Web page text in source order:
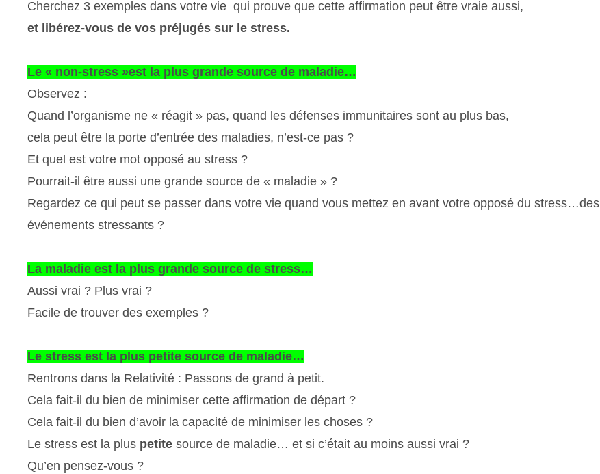
Cherchez 3 exemples dans votre vie qui prouve que cette affirmation peut être vraie aussi,
et libérez-vous de vos préjugés sur le stress.
Le « non-stress »est la plus grande source de maladie…
Observez :
Quand l’organisme ne « réagit » pas, quand les défenses immunitaires sont au plus bas,
cela peut être la porte d’entrée des maladies, n’est-ce pas ?
Et quel est votre mot opposé au stress ?
Pourrait-il être aussi une grande source de « maladie » ?
Regardez ce qui peut se passer dans votre vie quand vous mettez en avant votre opposé du stress…des
événements stressants ?
La maladie est la plus grande source de stress…
Aussi vrai ? Plus vrai ?
Facile de trouver des exemples ?
Le stress est la plus petite source de maladie…
Rentrons dans la Relativité : Passons de grand à petit.
Cela fait-il du bien de minimiser cette affirmation de départ ?
Cela fait-il du bien d’avoir la capacité de minimiser les choses ?
Le stress est la plus petite source de maladie… et si c’était au moins aussi vrai ?
Qu’en pensez-vous ?